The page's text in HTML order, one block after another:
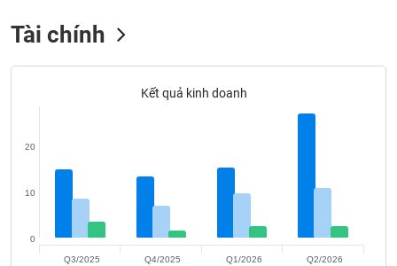
Tài chính
Kết quả kinh doanh
0
10
20
Q3/2025 Q4/2025 Q1/2026 Q2/2026
SỨC
KHỎE
CHÍNH
CÔNG
NGHỆ